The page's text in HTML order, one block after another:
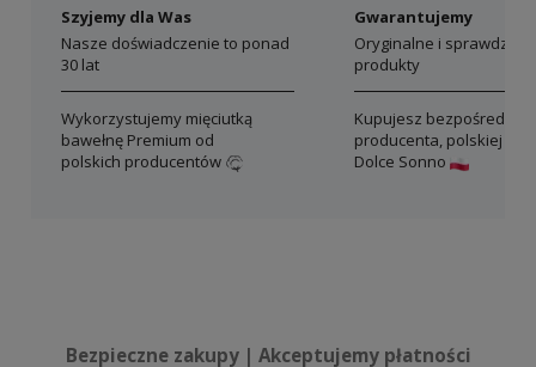
Szyjemy dla Was
Nasze doświadczenie to ponad
30 lat
Wykorzystujemy mięciutką
bawełnę Premium od
polskich producentów
Gwarantujemy
Oryginalne i sprawdzone
produkty
Kupujesz bezpośrednio
producenta, polskiej
Dolce Sonno
Bezpieczne zakupy | Akceptujemy płatności